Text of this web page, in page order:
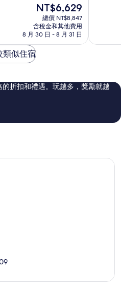
現
價
格
為
NT$6,629
NT$6,629
總價 NT$8,847
含稅金和其他費用
8 月 30 日 - 8 月 31 日
心
棒
評
論
類似住宿
折扣和禮遇。玩越多，獎勵就越